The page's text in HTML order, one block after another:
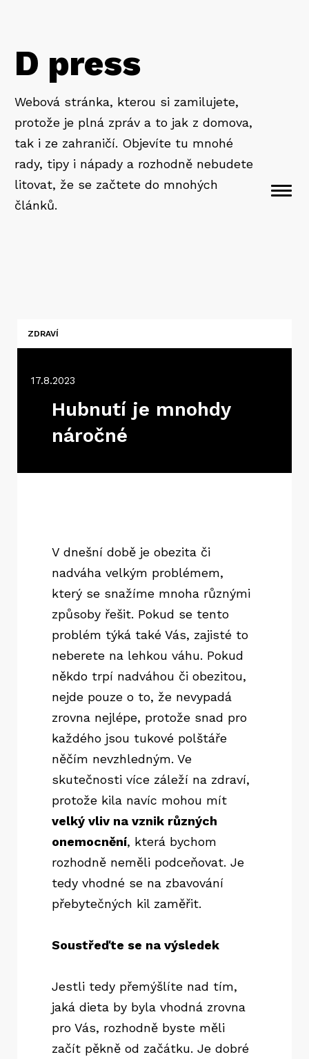
D press
Webová stránka, kterou si zamilujete,
protože je plná zpráv a to jak z domova,
tak i ze zahraničí. Objevíte tu mnohé
rady, tipy i nápady a rozhodně nebudete
litovat, že se začtete do mnohých
článků.
ZDRAVÍ
17.8.2023
Hubnutí je mnohdy
náročné
V dnešní době je obezita či
nadváha velkým problémem,
který se snažíme mnoha různými
způsoby řešit. Pokud se tento
problém týká také Vás, zajisté to
neberete na lehkou váhu. Pokud
někdo trpí nadváhou či obezitou,
nejde pouze o to, že nevypadá
zrovna nejlépe, protože snad pro
každého jsou tukové polštáře
něčím nevzhledným. Ve
skutečnosti více záleží na zdraví,
protože kila navíc mohou mít
velký vliv na vznik různých
onemocnění, která bychom
rozhodně neměli podceňovat. Je
tedy vhodné se na zbavování
přebytečných kil zaměřit.
Soustřeďte se na výsledek
Jestli tedy přemýšlíte nad tím,
jaká dieta by byla vhodná zrovna
pro Vás, rozhodně byste měli
začít pěkně od začátku. Je dobré